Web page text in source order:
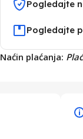
Pogledajte
Pogledajte
Naćin plaćanja: